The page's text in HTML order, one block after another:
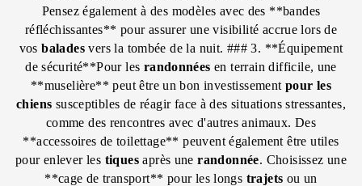
Pensez également à des modèles avec des **bandes
réfléchissantes** pour assurer une visibilité accrue lors de
vos balades vers la tombée de la nuit. ### 3. **Équipement
de sécurité**Pour les randonnées en terrain difficile, une
**muselière** peut être un bon investissement pour les
chiens susceptibles de réagir face à des situations stressantes,
comme des rencontres avec d'autres animaux. Des
**accessoires de toilettage** peuvent également être utiles
pour enlever les tiques après une randonnée. Choisissez une
**cage de transport** pour les longs trajets ou un